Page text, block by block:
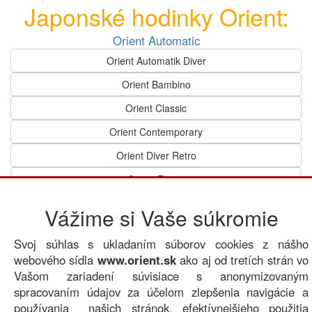
Japonské hodinky Orient:
Orient Automatic
Orient Automatik Diver
Orient Bambino
Orient Classic
Orient Contemporary
Orient Diver Retro
Orient Envoy
Orient Speedtech
Orient Sports
Orient Sporty
Orient Star
Vážime si Vaše súkromie
Svoj súhlas s ukladaním súborov cookies z nášho
webového sídla www.orient.skako aj od tretích strán vo
Vašom zariadení súvisiace s anonymizovaným
spracovaním údajov za účelom zlepšenia navigácie a
používania našich stránok, efektívnejšieho použitia